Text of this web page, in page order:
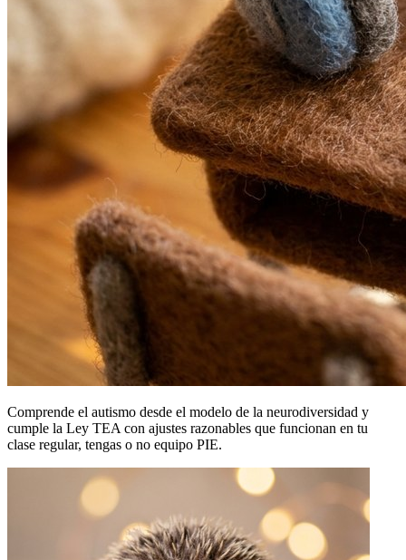
Comprende el autismo desde el modelo de la neurodiversidad y
cumple la Ley TEA con ajustes razonables que funcionan en tu
clase regular, tengas o no equipo PIE.